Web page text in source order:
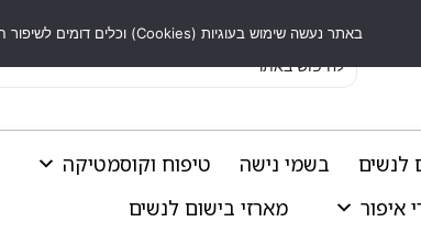
לנשים בשמי נישה
טיפוח וקוסמטיקה
איפור מארזי בישום לנשים
באתר נעשה שימוש בעוגיות (Cookies) וכלים דומים לשיפור חוויית הגלישה, התאמת תוכן אישי וביצוע ניתוחים סטטיסטיים.